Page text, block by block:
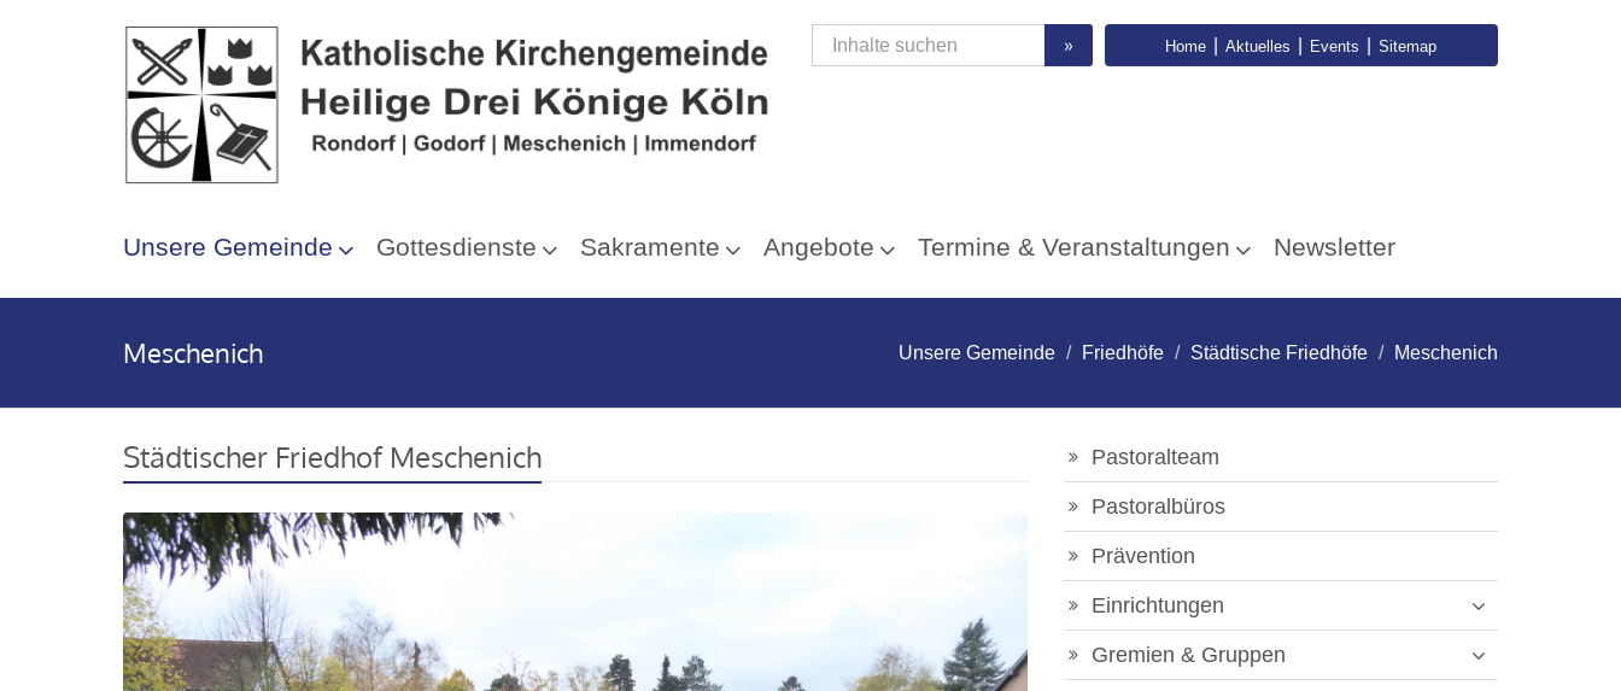
Home Aktuelles Events Sitemap
»
Unsere Gemeinde Gottesdienste Sakramente Angebote Termine & Veranstaltungen Newsletter
Meschenich Unsere Gemeinde Friedhöfe Städtische Friedhöfe Meschenich
Städtischer Friedhof Meschenich Pastoralteam
Pastoralbüros
Prävention
Einrichtungen
Gremien & Gruppen